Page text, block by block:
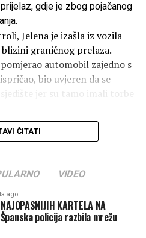
gdje je zbog pojačanog
Jelena je izašla iz vozila
graničnog prelaza.
automobil zajedno s
bio uvjeren da se
jer su tamo imali torbe
nastavio je prema
granice Marko je
ali odgovora nije bilo.
dijelu automobila,
ČITATI
VIDEO
ago
KARTELA NA
Španska policija razbila mrežu